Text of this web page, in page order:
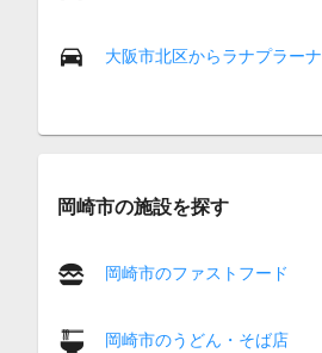
大阪市北区からラナプラーナ
岡崎市の施設を探す
岡崎市のファストフード
岡崎市のうどん・そば店